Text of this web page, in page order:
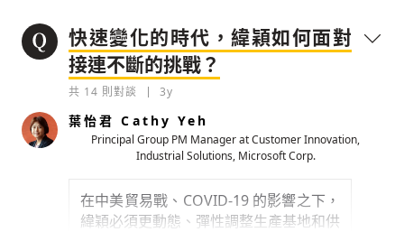
0 3y
檢舉留言
0 3y
檢舉留言
快速變化的時代，緯穎如何面對
接連不斷的挑戰？
共 14 則對談 3y
葉怡君 Cathy Yeh
Principal Group PM Manager at Customer Innovation,
Industrial Solutions, Microsoft Corp.
在中美貿易戰、COVID-19 的影響之下，
緯穎必須更動態、彈性調整生產基地和供